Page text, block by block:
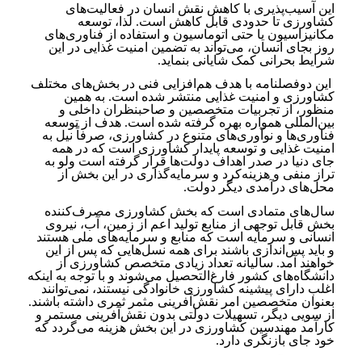
این آسیب‌پذیری با کاهش نقش انسان در فعالیت‌های
کشاورزی تا حدودی قابل کاهش است. لذا، توسعه
مکانیزاسیون یا حتی اتوماسیون و استفاده از فناوری‌‍‌های
روز بجای انسان، می‌تواند به تضمین امنیت غذایی در این
شرایط بحرانی کمک شایانی بنماید.
این دوفصلنامه با هدف هم‌افزایی فنی در بخش‌های مختلف
کشاورزی و امنیت غذایی منتشر شده است. به همین
منظور، از تجربیات متخصصین و صاحبنظران داخلی و
بین‌المللی همواره بهره گرفته شده است. هدف از توسعه
فناوری‌ها و نوآوری‌های متنوع در کشاورزی، صرفاً نیل به
امنیت غذایی و توسعه پایدار کشاورزی است که در همه
جای دنیا در صدر اهداف دولت‌ها قرار گرفته است ولو به
تراز منفی و هزینه‌کرد و سرمایه‌گذاری در این بخش از
محل‌های درآمدی دیگر دولت.
سال‌های متمادی است که بخش کشاورزی مصرف‌کننده
بخش قابل توجهی از منابع تولید اعم از زمین، آب، نیروی
انسانی و سرمایه است که منابع و سرمایه‌های ملی هستند
و باید پس‌اندازی باشند برای همه نسل‌هایی که پس از این
خواهند آمد. سالیانه تعداد زیادی متخصص کشاورزی از
دانشگاه‌های کشور فارغ‌التحصیل می‌شوند و با توجه به اینکه
اغلب دارای پیشینه کشاورزی خانوادگی نیستند، نمی‌توانند
بعنوان متخصصین امر نقش‌آفرینی مثمر ثمری داشته باشند.
از سویی دیگر، تسهیلات دولتی بدون نقش‌آفرینی مستمر و
کارآمد مهندسین کشاورزی در این بخش هزینه می‌گردد که
خود جای بازنگری دارد.